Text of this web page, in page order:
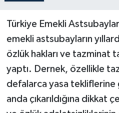
Türkiye Emekli
emekli astsubayların
özlük hakları ve tazminat
yaptı. Dernek, özellikle
defalarca yasa tekliflerine
anda çıkarıldığına dikkat